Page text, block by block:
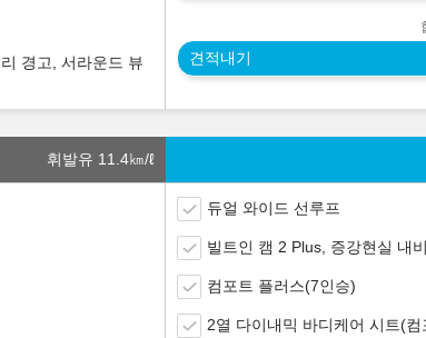
경고, 서라운드 뷰
견적내기
휘발유 11.4㎞/ℓ
듀얼 와이드 선루프
빌트인 캠 2 Plus, 증강현실 내
컴포트 플러스(7인승)
2열 다이내믹 바디케어 시트(컴